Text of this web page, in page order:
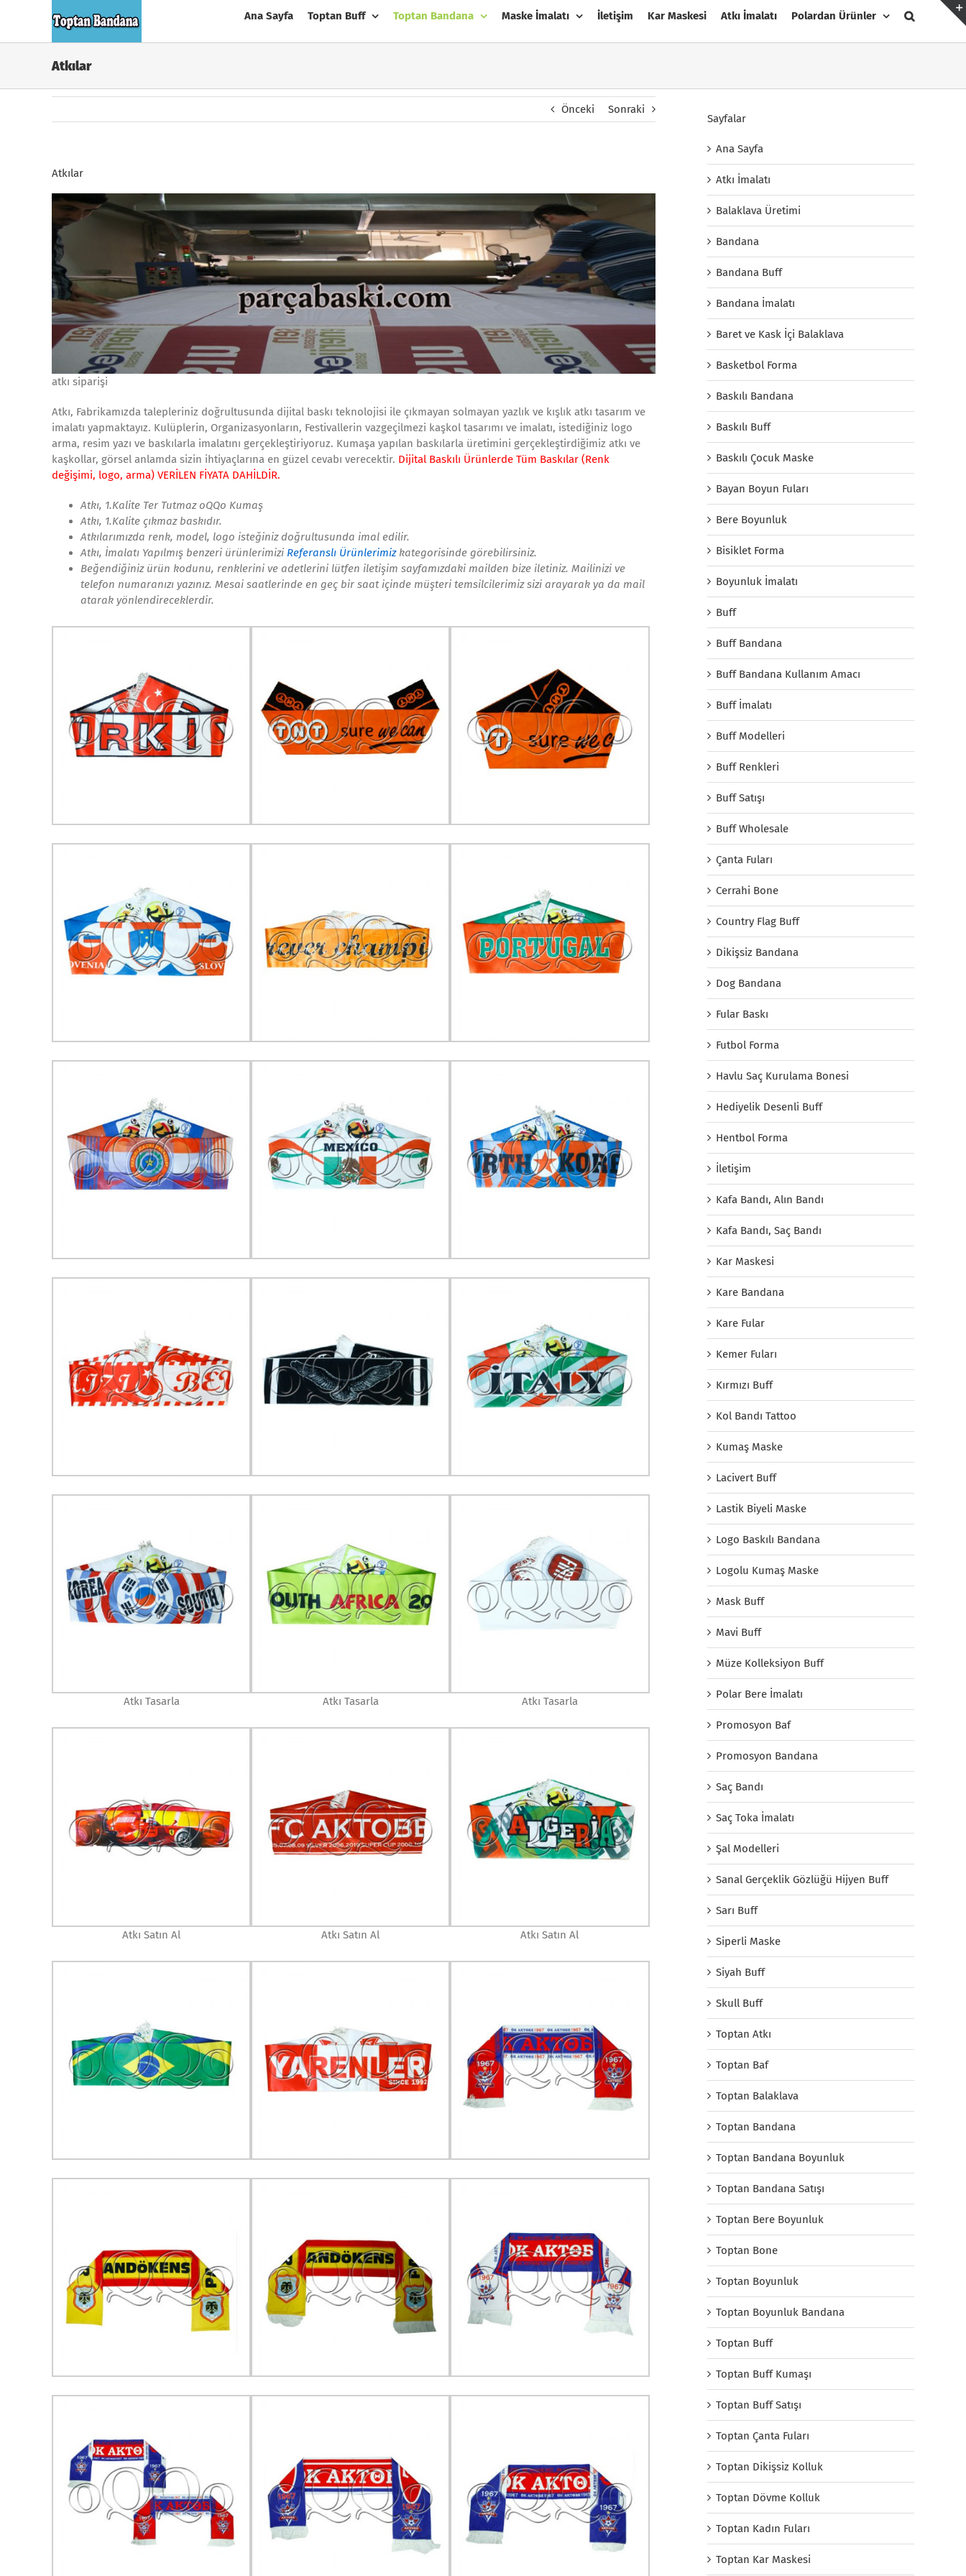
Ana Sayfa Toptan Buff Toptan Bandana Maske İmalatı İletişim Kar Maskesi Atkı İmalatı Polardan Ürünler
Atkılar
Önceki Sonraki
Atkılar
atkı siparişi
Atkı, Fabrikamızda talepleriniz doğrultusunda dijital baskı teknolojisi ile çıkmayan solmayan yazlık ve kışlık atkı tasarım ve
imalatı yapmaktayız. Kulüplerin, Organizasyonların, Festivallerin vazgeçilmezi kaşkol tasarımı ve imalatı, istediğiniz logo
arma, resim yazı ve baskılarla imalatını gerçekleştiriyoruz. Kumaşa yapılan baskılarla üretimini gerçekleştirdiğimiz atkı ve
kaşkollar, görsel anlamda sizin ihtiyaçlarına en güzel cevabı verecektir. Dijital Baskılı Ürünlerde Tüm Baskılar (Renk
değişimi, logo, arma) VERİLEN FİYATA DAHİLDİR.
Atkı, 1.Kalite Ter TutmazoQQo Kumaş
Atkı, 1.Kalite çıkmaz baskıdır.
Atkılarımızda renk, model, logo isteğiniz doğrultusunda imal edilir.
Atkı, İmalatı Yapılmış benzeri ürünlerimizi Referanslı Ürünlerimizkategorisinde görebilirsiniz.
Beğendiğiniz ürün kodunu, renklerini ve adetlerini lütfen iletişim sayfamızdaki mailden bize iletiniz. Mailinizi ve
telefon numaranızı yazınız. Mesai saatlerinde en geç bir saat içinde müşteri temsilcilerimiz sizi arayarak ya da mail
atarak yönlendireceklerdir.
Atkı Tasarla Atkı Tasarla Atkı Tasarla
Atkı Satın Al Atkı Satın Al Atkı Satın Al
Sayfalar
Ana Sayfa
Atkı İmalatı
Balaklava Üretimi
Bandana
Bandana Buff
Bandana İmalatı
Baret ve Kask İçi Balaklava
Basketbol Forma
Baskılı Bandana
Baskılı Buff
Baskılı Çocuk Maske
Bayan Boyun Fuları
Bere Boyunluk
Bisiklet Forma
Boyunluk İmalatı
Buff
Buff Bandana
Buff Bandana Kullanım Amacı
Buff İmalatı
Buff Modelleri
Buff Renkleri
Buff Satışı
Buff Wholesale
Çanta Fuları
Cerrahi Bone
Country Flag Buff
Dikişsiz Bandana
Dog Bandana
Fular Baskı
Futbol Forma
Havlu Saç Kurulama Bonesi
Hediyelik Desenli Buff
Hentbol Forma
İletişim
Kafa Bandı, Alın Bandı
Kafa Bandı, Saç Bandı
Kar Maskesi
Kare Bandana
Kare Fular
Kemer Fuları
Kırmızı Buff
Kol Bandı Tattoo
Kumaş Maske
Lacivert Buff
Lastik Biyeli Maske
Logo Baskılı Bandana
Logolu Kumaş Maske
Mask Buff
Mavi Buff
Müze Kolleksiyon Buff
Polar Bere İmalatı
Promosyon Baf
Promosyon Bandana
Saç Bandı
Saç Toka İmalatı
Şal Modelleri
Sanal Gerçeklik Gözlüğü Hijyen Buff
Sarı Buff
Siperli Maske
Siyah Buff
Skull Buff
Toptan Atkı
Toptan Baf
Toptan Balaklava
Toptan Bandana
Toptan Bandana Boyunluk
Toptan Bandana Satışı
Toptan Bere Boyunluk
Toptan Bone
Toptan Boyunluk
Toptan Boyunluk Bandana
Toptan Buff
Toptan Buff Kumaşı
Toptan Buff Satışı
Toptan Çanta Fuları
Toptan Dikişsiz Kolluk
Toptan Dövme Kolluk
Toptan Kadın Fuları
Toptan Kar Maskesi